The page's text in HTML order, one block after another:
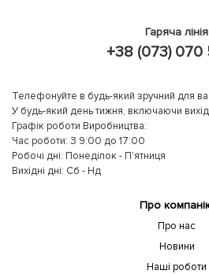
Гаряча лінія
+38 (073) 070
Телефонуйте в будь-який зручний для
У будь-який день тижня, включаючи
Графік роботи Виробництва:
Час роботи: З 9:00 до 17:00
Робочі дні: Понеділок - П'ятниця
Вихідні дні: Сб - Нд
Про
Про нас
Новини
Наші роботи